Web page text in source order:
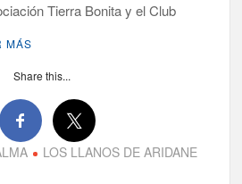
Tierra Bonita y el Club
MÁS
Share this...
LOS LLANOS DE ARIDANE